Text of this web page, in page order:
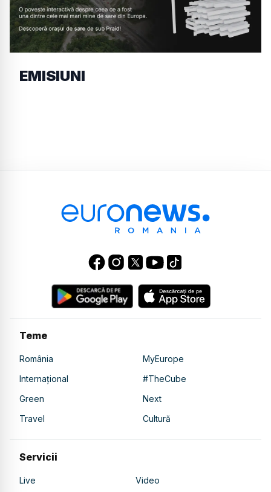
EMISIUNI
Teme
România
MyEurope
Internațional
#TheCube
Green
Next
Travel
Cultură
Servicii
Live Video